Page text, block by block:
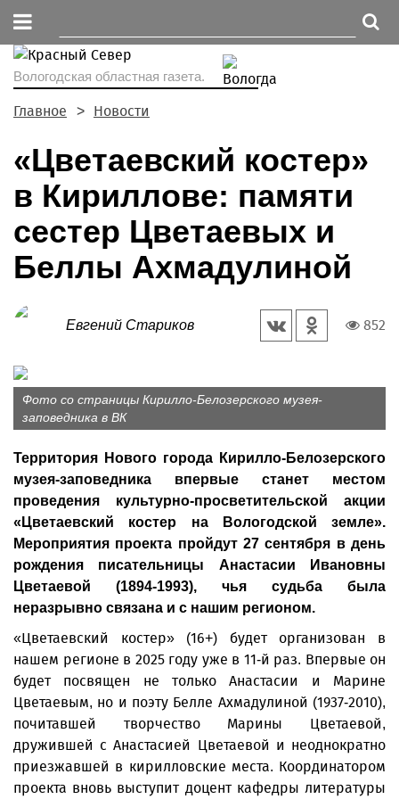
Вологодская областная газета.
Главное Новости
«Цветаевский костер»
в Кириллове: памяти
сестер Цветаевых и
Беллы Ахмадулиной
Евгений Стариков 852
Фото со страницы Кирилло-Белозерского музея-
заповедника в ВК
Территория Нового города Кирилло-Белозерского
музея-заповедника впервые станет местом
проведения культурно-просветительской акции
«Цветаевский костер на Вологодской земле».
Мероприятия проекта пройдут 27 сентября в день
рождения писательницы Анастасии Ивановны
Цветаевой (1894-1993), чья судьба была
неразрывно связана и с нашим регионом.
«Цветаевский костер» (16+) будет организован в
нашем регионе в 2025 году уже в 11-й раз. Впервые он
будет посвящен не только Анастасии и Марине
Цветаевым, но и поэту Белле Ахмадулиной (1937-2010),
почитавшей творчество Марины Цветаевой,
дружившей с Анастасией Цветаевой и неоднократно
приезжавшей в кирилловские места. Координатором
проекта вновь выступит доцент кафедры литературы